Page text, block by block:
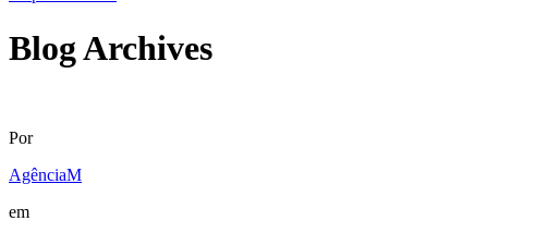
Blog Archives
Por
AgênciaM
em